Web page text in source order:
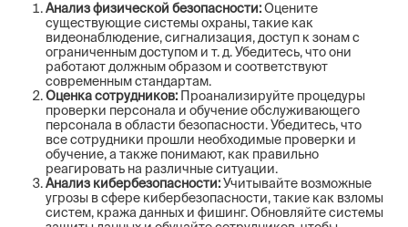
Анализ физической безопасности:Оцените
существующие системы охраны, такие как
видеонаблюдение, сигнализация, доступ к зонам с
ограниченным доступом и т. д. Убедитесь, что они
работают должным образом и соответствуют
современным стандартам.
Оценка сотрудников: Проанализируйте процедуры
проверки персонала и обучение обслуживающего
персонала в области безопасности. Убедитесь, что
все сотрудники прошли необходимые проверки и
обучение, а также понимают, как правильно
реагировать на различные ситуации.
Анализ кибербезопасности:Учитывайте возможные
угрозы в сфере кибербезопасности, такие как взломы
систем, кража данных и фишинг. Обновляйте системы